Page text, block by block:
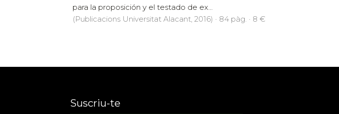
para la proposición y el testado de ex...
(Publicacions Universitat Alacant, 2016) · 84 pàg. · 8 €
Suscriu-te